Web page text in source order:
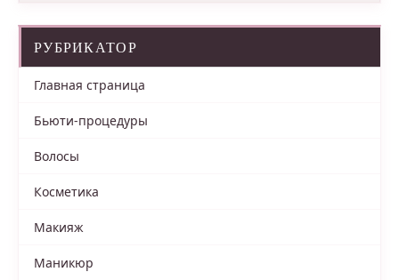
РУБРИКАТОР
Главная страница
Бьюти-процедуры
Волосы
Косметика
Макияж
Маникюр